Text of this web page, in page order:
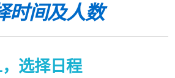
时间及人数
选择日程